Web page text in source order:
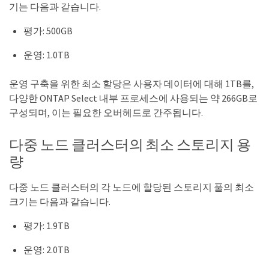
기는 다음과 같습니다.
평가: 500GB
운영: 1.0TB
운영 구축을 위한 최소 할당은 사용자 데이터에 대해 1TB를,
다양한 ONTAP Select 내부 프로세스에 사용되는 약 266GB로
구성되며, 이는 필요한 오버헤드로 간주됩니다.
다중 노드 클러스터의 최소 스토리지 용
량
다중 노드 클러스터의 각 노드에 할당된 스토리지 풀의 최소
크기는 다음과 같습니다.
평가: 1.9TB
운영: 2.0TB